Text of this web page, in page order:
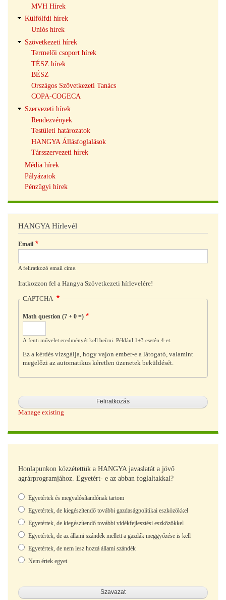
MVH Hírek
Külfölfdi hírek
Uniós hírek
Szövetkezeti hírek
Termelői csoport hírek
TÉSZ hírek
BÉSZ
Országos Szövetkezeti Tanács
COPA-COGECA
Szervezeti hírek
Rendezvények
Testületi határozatok
HANGYA Állásfoglalások
Társszervezeti hírek
Média hírek
Pályázatok
Pénzügyi hírek
HANGYA Hírlevél
Email
A feliratkozó email címe.
Iratkozzon fel a Hangya Szövetkezeti hírlevelére!
CAPTCHA
Math question (7 + 0 =)
A fenti művelet eredményét kell beírni. Például 1+3 esetén 4-et.
Ez a kérdés vizsgálja, hogy vajon ember-e a látogató, valamint
megelőzi az automatikus kéretlen üzenetek beküldését.
Manage existing
Honlapunkon közzétettük a HANGYA javaslatát a jövő
agrárprogramjához. Egyetért- e az abban foglaltakkal?
Választások
Egyetértek és megvalósítandónak tartom
Egyetértek, de kiegészítendő további gazdaságpolitikai eszközökkel
Egyetértek, de kiegészítendő további vidékfejlesztési eszközökkel
Egyetértek, de az állami szándék mellett a gazdák meggyőzése is kell
Egyetértek, de nem lesz hozzá állami szándék
Nem értek egyet